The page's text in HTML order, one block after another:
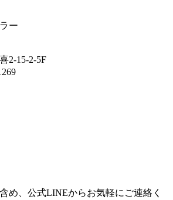
ー
2-15-2-5F
め、公式LINEからお気軽にご連絡く